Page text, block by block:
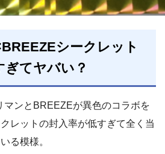
シークレット
ぎてヤバい？
マンとBREEZEが異色のコラボを
レットの封入率が低すぎて全く当
る模様。